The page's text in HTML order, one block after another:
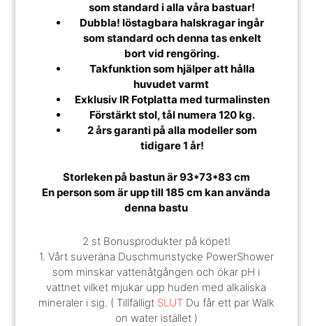
som standard i alla våra bastuar!
Dubbla! löstagbara halskragar ingår
som standard och denna tas enkelt
bort vid rengöring.
Takfunktion som hjälper att hålla
huvudet varmt
Exklusiv IR Fotplatta med turmalinsten
Förstärkt stol, tål numera 120 kg.
2 års garanti på alla modeller som
tidigare 1 år!
Storleken på bastun är 93*73*83 cm
En person som är upp till 185 cm kan använda
denna bastu
2 st Bonusprodukter på köpet!
1. Vårt suveräna Duschmunstycke PowerShower
som minskar vattenåtgången och ökar pH i
vattnet vilket mjukar upp huden med alkaliska
mineraler i sig. ( Tillfälligt SLUTDu får ett par Walk
on water istället )